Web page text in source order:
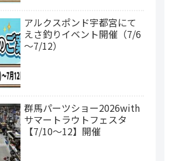
アルクスポンド宇都宮にて
えさ釣りイベント開催（7/6
～7/12）
群馬パーツショー2026with
サマートラウトフェスタ
【7/10～12】開催